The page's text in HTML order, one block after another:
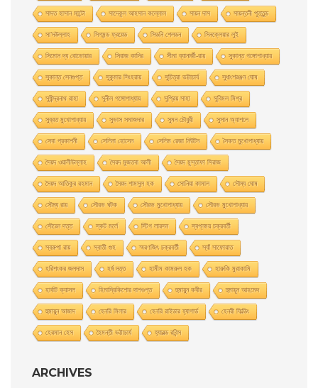
সাদত হাসান মান্টো সাদেকুল আহসান কল্লোল সায়ন দাস সায়ন্তনী পূততুন্ড
সা’দউল্লাহ সিগমন্ড ফ্রয়েড সিডনি শেলডন সিনক্লেয়ার লুই
সিমোন দ্য বোভোয়ার সিরাজ কাদির সীমা ব্যানার্জী-রায় সুকান্ত গঙ্গোপাধ্যায়
সুকান্ত সেনগুপ্ত সুকুমার সিংহরায় সুচিত্রা ভট্টাচার্য সুধাংশরঞ্জন ঘোষ
সুধীন্দ্রনাথ রাহা সুনীল গঙ্গোপাধ্যায় সুপ্রিয় সাহা সুবিমল মিশ্র
সুব্রত মুখোপাধ্যায় সুভাস সমাজদার সুমন চৌধুরী সুসান অ্যাশলে
সেবা প্রকাশনী সেলিনা হােসেন সেলিম রেজা নিউটন সৈকত মুখোপাধ্যায়
সৈয়দ ওয়ালীউল্লাহ সৈয়দ মুজতবা আলী সৈয়দ মুস্তাফা সিরাজ
সৈয়দ আতিকুর রহমান সৈয়দ শামসুল হক সোনিয়া কামাল সৌম্য ঘােষ
সৌম্য রায় সৌরভ ঘটক সৌরভ মুখােপাধ্যায় সৌরভ মুখোপাধ্যায়
সৌরেন দত্ত স্কট মর্লে স্টিগ লারসন স্বপ্নময় চক্রবর্তী
স্বরুপা রায় স্বাতী গুহ স্মরণজিৎ চক্রবর্তী স্যাঁ সাফোয়াত
হরিশংকর জলদাস হর্ষ দত্ত হামীম কামরুল হক হারুকি মুরাকামি
হার্বাট ক্যাসল হিমাদ্রিকিশাের দাশগুপ্ত হুমায়ুন কবীর হুমায়ূন আহমেদ
হুমায়ুন আজাদ হেনরি মিলার হেনরি রাইডার হ্যাগার্ড হেনরী ফিল্ডিং
হেরমান হেস হৈমন্তী ভট্টাচার্য হ্যারল্ড রবিন্স
ARCHIVES